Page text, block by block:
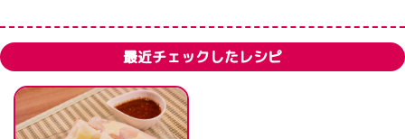
最近チェックしたレシピ